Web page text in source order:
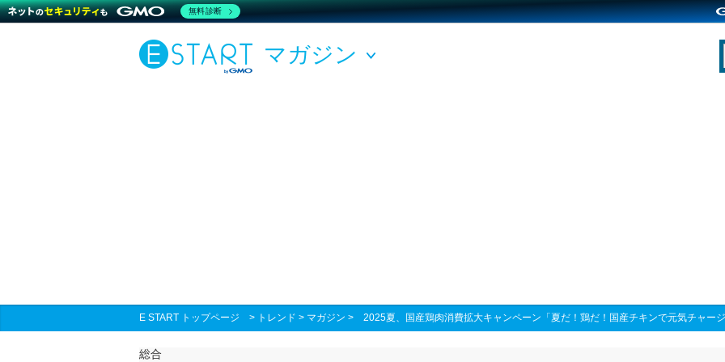
マガジン
E START トップページ > トレンド > マガジン > 2025夏、国産鶏肉消費拡大キャンペーン「夏だ！鶏だ！国産チキンで元気チャー
総合
無料診断